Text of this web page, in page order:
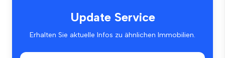
Update Service
Erhalten Sie aktuelle Infos zu ähnlichen Immobilien.